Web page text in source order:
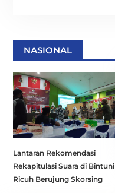
NASIONAL
Lantaran Rekomendasi
Rekapitulasi Suara di Bintuni
Ricuh Berujung Skorsing